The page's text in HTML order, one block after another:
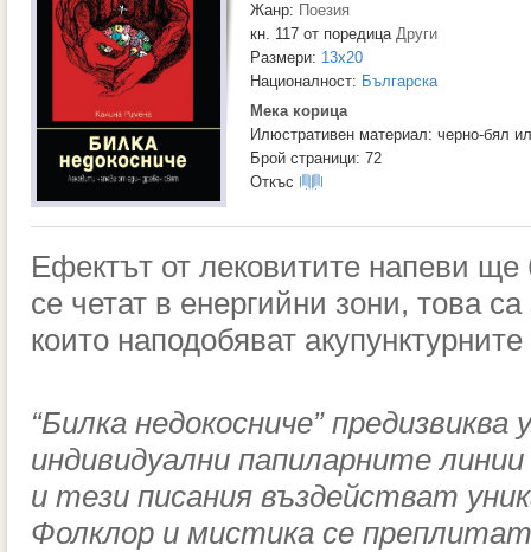
Жанр: Поезия
кн. 117 от поредица Други
Размери: 13x20
Националност: Българска
Мека корица
Илюстративен материал: черно-бял
Брой страници: 72
Откъс
Ефектът от лековитите напеви
се четат в енергийни зони, това
които наподобяват
“Билка недокосниче”
индивидуални папиларните
и тези писания въздействат
Фолклор и мистика се